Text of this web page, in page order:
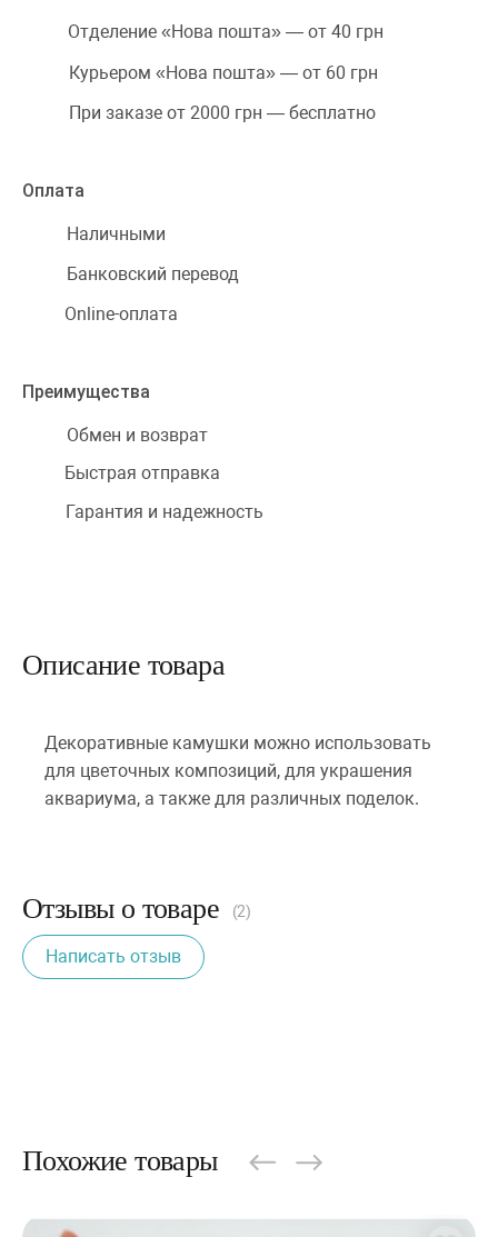
Отделение «Нова пошта» — от 40 грн
Курьером «Нова пошта» — от 60 грн
При заказе от 2000 грн — бесплатно
Оплата
Наличными
Банковский перевод
Online-оплата
Преимущества
Обмен и возврат
Быстрая отправка
Гарантия и надежность
Описание товара
Декоративные камушки можно использовать
для цветочных композиций, для украшения
аквариума, а также для различных поделок.
Отзывы о товаре (2)
Написать отзыв
Похожие товары